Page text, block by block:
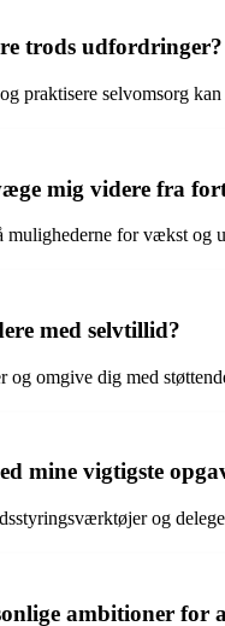
trods udfordringer?
praktisere selvomsorg
mig videre fra
for vækst
med selvtillid?
og omgive dig med
mine vigtigste
og
ambitioner